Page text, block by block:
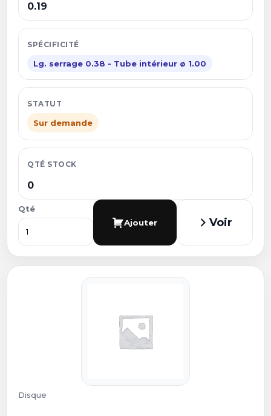
0.19
SPÉCIFICITÉ
Lg. serrage 0.38 - Tube intérieur ø 1.00
STATUT
Sur demande
QTÉ STOCK
0
Qté
Ajouter
Voir
Disque